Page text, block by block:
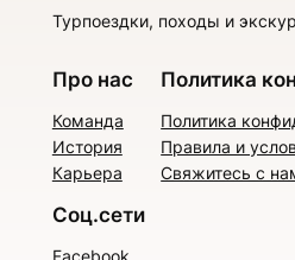
Турпоездки, походы и
Про нас
Команда
История
Карьера
Политика
Политика
Правила и
Свяжитесь с
Соц.сети